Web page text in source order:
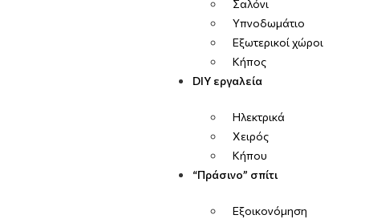
Σαλόνι
Υπνοδωμάτιο
Εξωτερικοί χώροι
Κήπος
DIY εργαλεία
Ηλεκτρικά
Χειρός
Κήπου
“Πράσινο” σπίτι
Εξοικονόμηση